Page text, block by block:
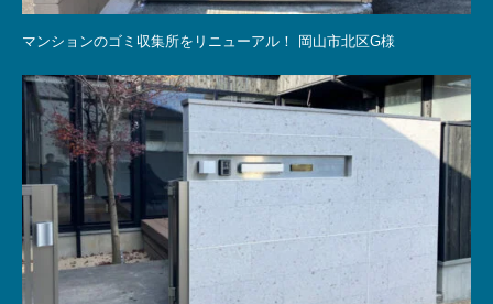
マンションのゴミ収集所をリニューアル！ 岡山市北区G様